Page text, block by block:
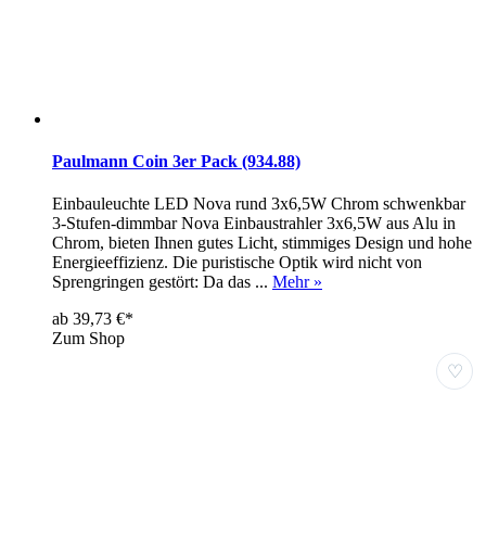
Paulmann Coin 3er Pack (934.88)
Einbauleuchte LED Nova rund 3x6,5W Chrom schwenkbar
3-Stufen-dimmbar Nova Einbaustrahler 3x6,5W aus Alu in
Chrom, bieten Ihnen gutes Licht, stimmiges Design und hohe
Energieeffizienz. Die puristische Optik wird nicht von
Sprengringen gestört: Da das ... Mehr »
ab 39,73 €*
Zum Shop
♡